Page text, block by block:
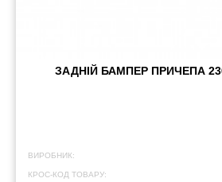
ЗАДНІЙ БАМПЕР ПРИЧЕПА
ВИРОБНИК:
КРОС-КОД ТОВАРУ: